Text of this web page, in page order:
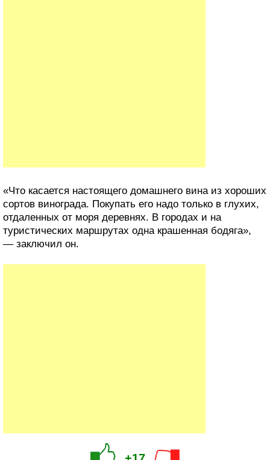
«Что касается настоящего домашнего вина из хороших
сортов винограда. Покупать его надо только в глухих,
отдаленных от моря деревнях. В городах и на
туристических маршрутах одна крашенная бодяга»,
— заключил он.